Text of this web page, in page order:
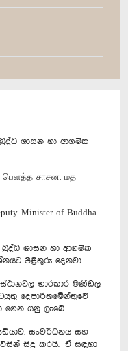
ශාසන හා ආගමික
- பெளத்த சாசன, மத
Minister of Buddha
බුද්ධ ශාසන හා ආගමික
පිළිතුරු දෙනවා.
භාරකාර මණ්ඩල
දෙපාර්තමේන්තුවේ
ගෙන යනු ලැබේ.
සංවර්ධනය සහ
සිදු කරයි. ඒ සඳහා